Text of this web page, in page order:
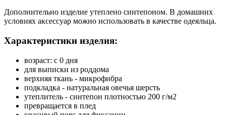
Дополнительно изделие утеплено синтепоном. В домашних
условиях аксессуар можно использовать в качестве одеяльца.
Характеристики изделия:
возраст: с 0 дня
для выписки из роддома
верхняя ткань - микрофибра
подкладка - натуральная овечья шерсть
утеплитель - синтепон плотностью 200 г/м2
превращается в плед